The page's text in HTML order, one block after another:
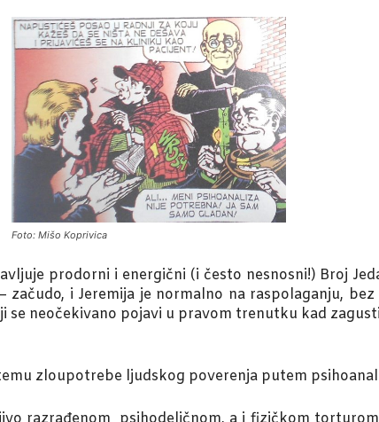
Foto: Mišo Koprivica
prodorni i energični (i često nesnosni!) Broj
i Jeremija je normalno na raspolaganju,
neočekivano pojavi u pravom trenutku kad
zloupotrebe ljudskog poverenja putem